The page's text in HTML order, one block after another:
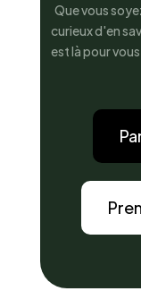
Que vous
curieux d'en
est là pour